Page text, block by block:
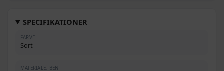
SPECIFIKATIONER
FARVE
Sort
MATERIALE, BEN